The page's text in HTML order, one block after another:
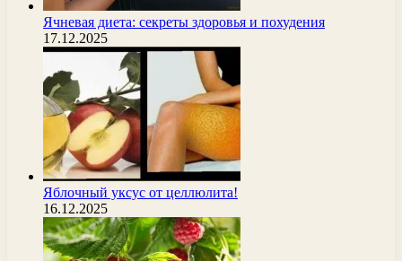
Ячневая диета: секреты здоровья и похудения
17.12.2025
Яблочный уксус от целлюлита!
16.12.2025